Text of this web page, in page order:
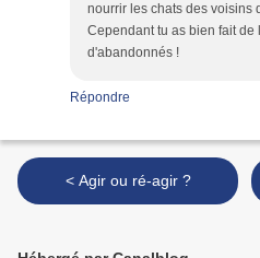
nourrir les chats des voisins
Cependant tu as bien fait de
d'abandonnés !
Répondre
< Agir ou ré-agir ?